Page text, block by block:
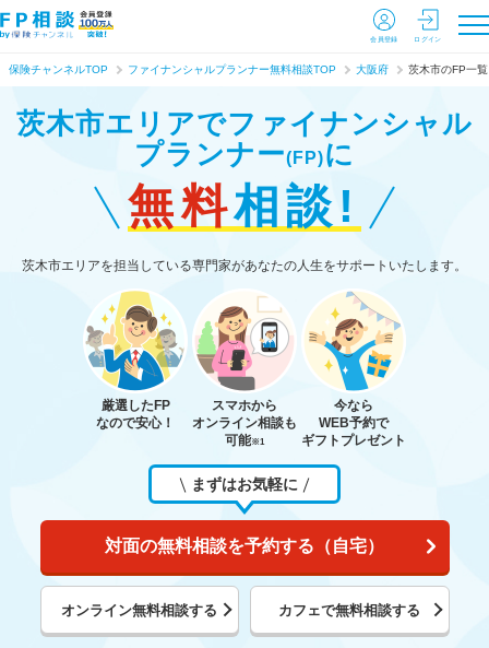
会員登録 ログイン
保険チャンネルTOP ファイナンシャルプランナー無料相談TOP 大阪府 茨木市のFP一覧
茨木市エリアでファイナンシャル
プランナー(FP)に
無料相談!
茨木市エリアを担当している専門家があなたの人生をサポートいたします。
厳選したFP
なので安心！
スマホから
オンライン相談も
可能※1
今なら
WEB予約で
ギフトプレゼント
まずはお気軽に
対面の無料相談を予約する（自宅）
オンライン無料相談する カフェで無料相談する